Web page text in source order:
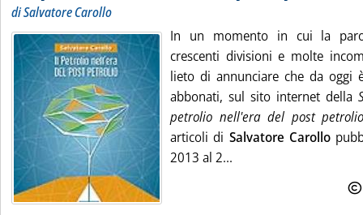
di Salvatore Carollo
In un momento in cui la
crescenti divisioni e molte
lieto di annunciare che da oggi
abbonati, sul sito internet della
petrolio nell'era del post
articoli di Salvatore Carollo
2013 al 2...